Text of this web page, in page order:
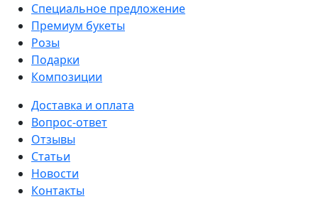
Специальное предложение
Премиум букеты
Розы
Подарки
Композиции
Доставка и оплата
Вопрос-ответ
Отзывы
Статьи
Новости
Контакты